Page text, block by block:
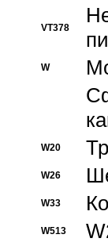
VT378
W
W20
W26
W33
W513